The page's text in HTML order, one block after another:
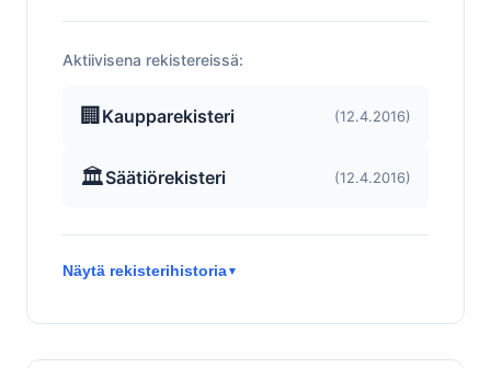
Aktiivisena rekistereissä:
🏢 Kaupparekisteri (12.4.2016)
🏛️Säätiörekisteri (12.4.2016)
Näytä rekisterihistoria▼